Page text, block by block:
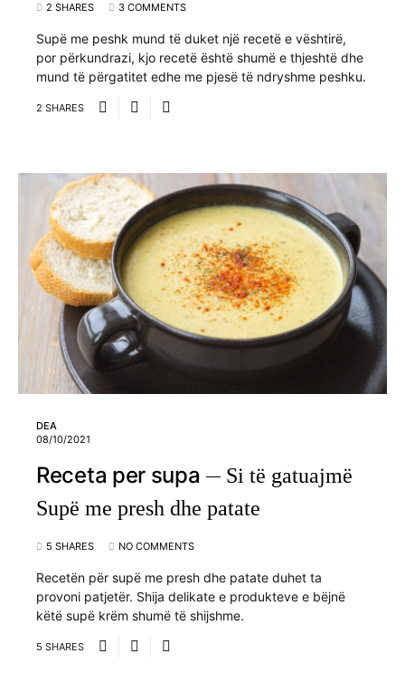
2 SHARES 3 COMMENTS
Supë me peshk mund të duket një recetë e vështirë,
por përkundrazi, kjo recetë është shumë e thjeshtë dhe
mund të përgatitet edhe me pjesë të ndryshme peshku.
2 SHARES
DEA
08/10/2021
Receta per supa
Si të gatuajmë
Supë me presh dhe patate
5 SHARES NO COMMENTS
Recetën për supë me presh dhe patate duhet ta
provoni patjetër. Shija delikate e produkteve e bëjnë
këtë supë krëm shumë të shijshme.
5 SHARES